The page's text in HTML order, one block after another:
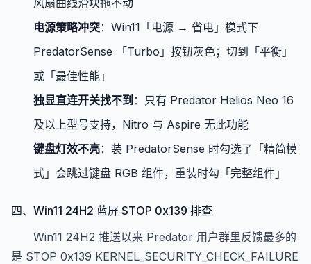
风扇曲线滑块拖不动
电源策略冲突：Win11「电源 → 省电」模式下
PredatorSense 「Turbo」按钮灰色；切到「平衡」
或「最佳性能」
独显直连开关找不到 ：只有 Predator Helios Neo 16
及以上型号支持，Nitro 与 Aspire 无此功能
键盘灯效不亮：装 PredatorSense 时勾选了「精简模
式」会跳过键盘 RGB 组件，重装时勾「完整组件」
四、Win11 24H2 蓝屏 STOP 0x139 排查
Win11 24H2 推送以来 Predator 用户群里反馈最多的
是 STOP 0x139 KERNEL_SECURITY_CHECK_FAILURE